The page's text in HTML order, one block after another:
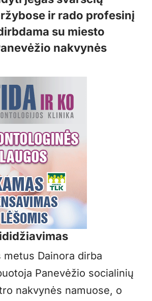
ir rado profesinį
su miesto
nakvynės
metus Dainora dirba
Panevėžio socialinių
nakvynės namuose, o